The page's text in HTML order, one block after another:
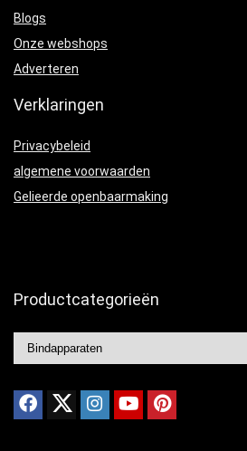
Blogs
Onze webshops
Adverteren
Verklaringen
Privacybeleid
algemene voorwaarden
Gelieerde openbaarmaking
Productcategorieën